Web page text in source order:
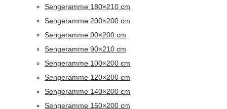
Sengeramme 180×210 cm
Sengeramme 200×200 cm
Sengeramme 90×200 cm
Sengeramme 90×210 cm
Sengeramme 100×200 cm
Sengeramme 120×200 cm
Sengeramme 140×200 cm
Sengeramme 160×200 cm